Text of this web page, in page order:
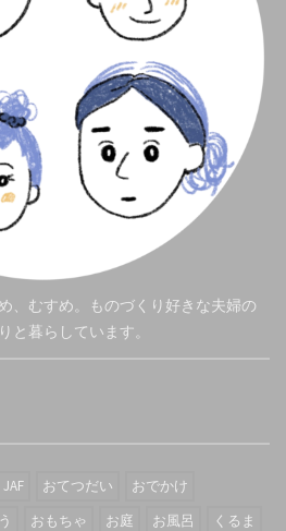
、むすめ。ものづくり好きな夫婦の
と暮らしています。
JAF おてつだい
おでかけ
おもちゃ お庭 お風呂
くるま